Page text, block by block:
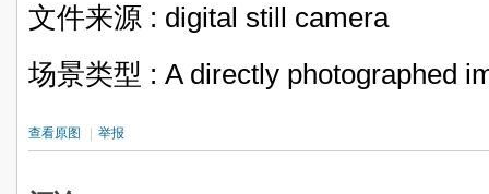
文件来源 : digital still camera
场景类型 : A directly photographed
查看原图 举报